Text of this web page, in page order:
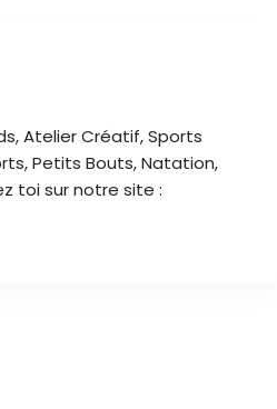
Atelier Créatif, Sports
Petits Bouts, Natation,
toi sur notre site :